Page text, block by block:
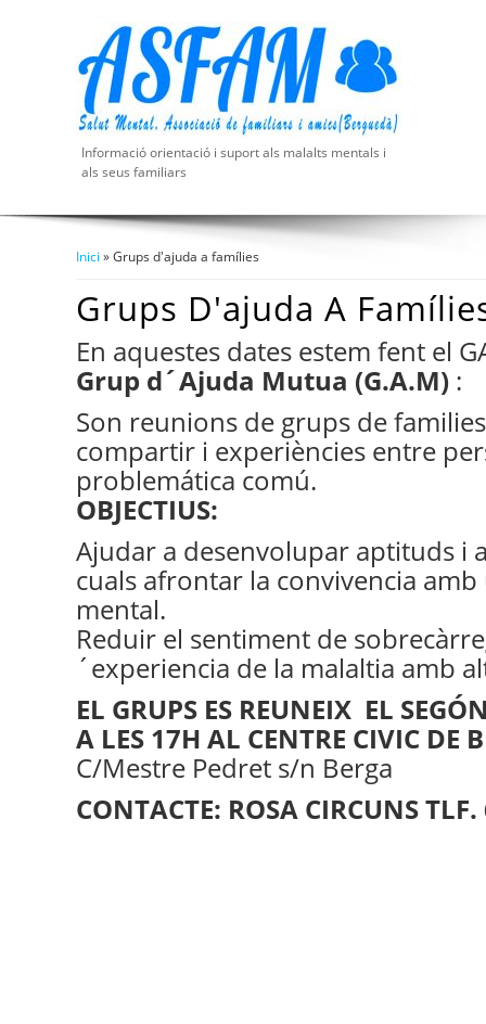
Informació orientació i suport als malalts mentals i
als seus familiars
Inici » Grups d'ajuda a famílies
Grups D'ajuda A
En aquestes dates estem fent el
Grup d´Ajuda Mutua (G.A.M) :
Son reunions de grups de
compartir i experiències entre
problemática comú.
OBJECTIUS:
Ajudar a desenvolupar aptituds i
cuals afrontar la convivencia
mental.
Reduir el sentiment de
´experiencia de la malaltia amb
EL GRUPS ES REUNEIX EL
A LES 17H AL CENTRE CIVIC
C/Mestre Pedret s/n Berga
CONTACTE: ROSA CIRCUNS